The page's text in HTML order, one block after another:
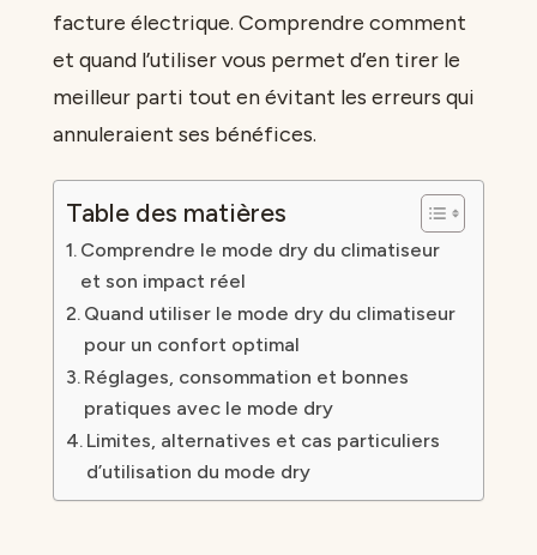
facture électrique. Comprendre comment
et quand l’utiliser vous permet d’en tirer le
meilleur parti tout en évitant les erreurs qui
annuleraient ses bénéfices.
Table des matières
Comprendre le mode dry du climatiseur
et son impact réel
Quand utiliser le mode dry du climatiseur
pour un confort optimal
Réglages, consommation et bonnes
pratiques avec le mode dry
Limites, alternatives et cas particuliers
d’utilisation du mode dry